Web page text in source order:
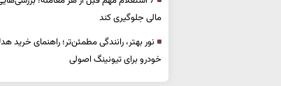
مالی جلوگیری کند
نور بهتر، رانندگی مطمئن‌تر؛ راهنمای خرید
خودرو برای تیونینگ اصولی